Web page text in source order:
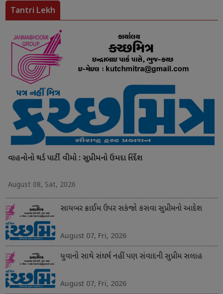
Tantri Lekh
વાહનોનો થર્ડ પાર્ટી વીમો : સુપ્રીમનો ઉમદા નિર્દેશ
August 08, Sat, 2026
સાયબર ક્રાઈમ ઉપર સકંજો કસવા સુપ્રીમનો આદેશ
August 07, Fri, 2026
યુવાનો સાથે સંઘર્ષ નહીં પણ સંવાદની સુપ્રીમ સલાહ
August 07, Fri, 2026